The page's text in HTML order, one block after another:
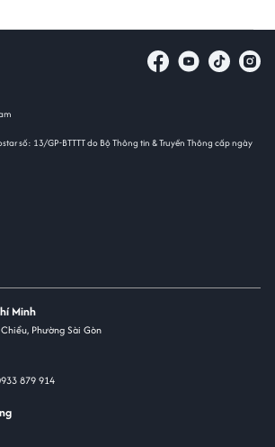
số: 13/GP-BTTTT do Bộ Thông tin & Truyền Thông cấp ngày
Minh
Phường Sài Gòn
879 914